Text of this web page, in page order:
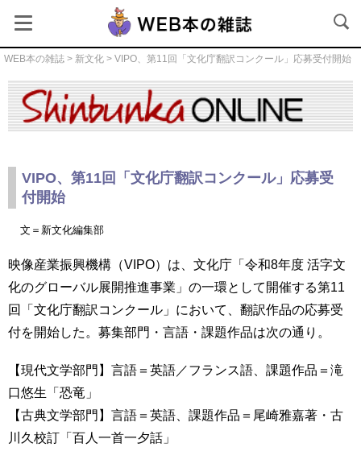
WEB本の雑誌 > 新文化 > VIPO、第11回「文化庁翻訳コンクール」応募受付開始
VIPO、第11回「文化庁翻訳コンクール」応募受
付開始
文＝新文化編集部
映像産業振興機構（VIPO）は、文化庁「令和8年度 活字文
化のグローバル展開推進事業」の一環として開催する第11
回「文化庁翻訳コンクール」において、翻訳作品の応募受
付を開始した。募集部門・言語・課題作品は次の通り。
【現代文学部門】言語＝英語／フランス語、課題作品＝滝
口悠生「恐竜」
【古典文学部門】言語＝英語、課題作品＝尾崎雅嘉著・古
川久校訂「百人一首一夕話」